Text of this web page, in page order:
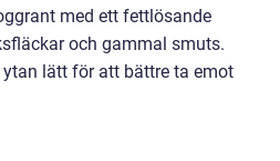
med ett fettlösande
och gammal smuts.
lätt för att bättre ta emot